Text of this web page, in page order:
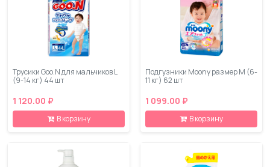
Трусики Goo.N для мальчиков L
(9-14 кг) 44 шт
1 120.00 ₽
В корзину
Подгузники Moony размер M (6-
11 кг) 62 шт
1 099.00 ₽
В корзину